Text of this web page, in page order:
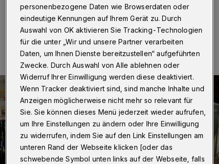
22.11.2015 , 14:00 Uhr Eine Minute Lesezeit
personenbezogene Daten wie Browserdaten oder
eindeutige Kennungen auf Ihrem Gerät zu. Durch
Auswahl von OK aktivieren Sie Tracking-Technologien
für die unter „Wir und unsere Partner verarbeiten
Daten, um Ihnen Dienste bereitzustellen“ aufgeführten
Zwecke. Durch Auswahl von Alle ablehnen oder
Widerruf Ihrer Einwilligung werden diese deaktiviert.
Wenn Tracker deaktiviert sind, sind manche Inhalte und
Anzeigen möglicherweise nicht mehr so relevant für
Sie. Sie können dieses Menü jederzeit wieder aufrufen,
um Ihre Einstellungen zu ändern oder Ihre Einwilligung
zu widerrufen, indem Sie auf den Link Einstellungen am
unteren Rand der Webseite klicken [oder das
schwebende Symbol unten links auf der Webseite, falls